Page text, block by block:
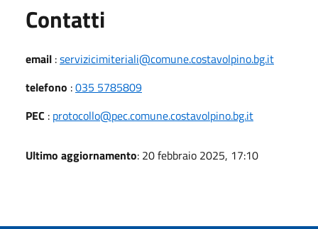
Contatti
email :servizicimiteriali@comune.costavolpino.bg.it
telefono :035 5785809
PEC : protocollo@pec.comune.costavolpino.bg.it
Ultimo aggiornamento: 20 febbraio 2025, 17:10